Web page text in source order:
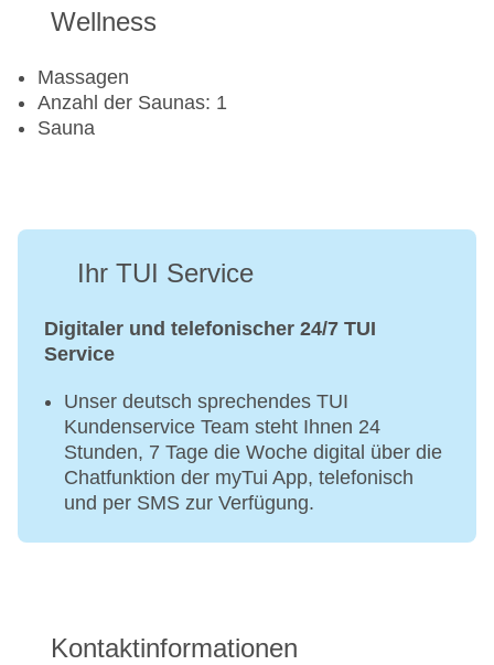
Wellness
Massagen
Anzahl der Saunas: 1
Sauna
Ihr TUI Service
Digitaler und telefonischer 24/7 TUI
Service
Unser deutsch sprechendes TUI
Kundenservice Team steht Ihnen 24
Stunden, 7 Tage die Woche digital über die
Chatfunktion der myTui App, telefonisch
und per SMS zur Verfügung.
Kontaktinformationen